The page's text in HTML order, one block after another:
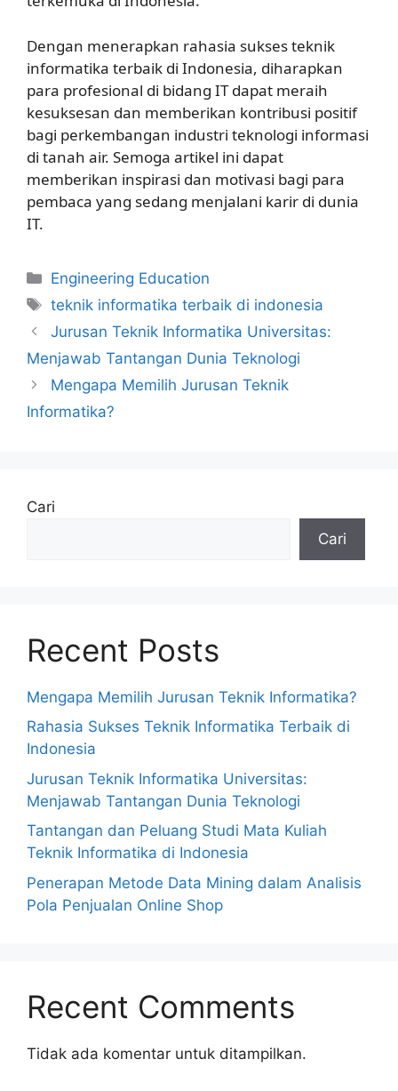
Dengan menerapkan rahasia sukses teknik
informatika terbaik di Indonesia, diharapkan
para profesional di bidang IT dapat meraih
kesuksesan dan memberikan kontribusi positif
bagi perkembangan industri teknologi informasi
di tanah air. Semoga artikel ini dapat
memberikan inspirasi dan motivasi bagi para
pembaca yang sedang menjalani karir di dunia
IT.
Kategori
Engineering Education
Tag
teknik informatika terbaik di indonesia
Jurusan Teknik Informatika Universitas:
Menjawab Tantangan Dunia Teknologi
Mengapa Memilih Jurusan Teknik
Informatika?
Cari
Cari
Recent Posts
Mengapa Memilih Jurusan Teknik Informatika?
Rahasia Sukses Teknik Informatika Terbaik di
Indonesia
Jurusan Teknik Informatika Universitas:
Menjawab Tantangan Dunia Teknologi
Tantangan dan Peluang Studi Mata Kuliah
Teknik Informatika di Indonesia
Penerapan Metode Data Mining dalam Analisis
Pola Penjualan Online Shop
Recent Comments
Tidak ada komentar untuk ditampilkan.